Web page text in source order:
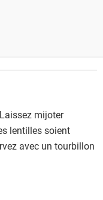
mijoter
lentilles soient
avec un tourbillon